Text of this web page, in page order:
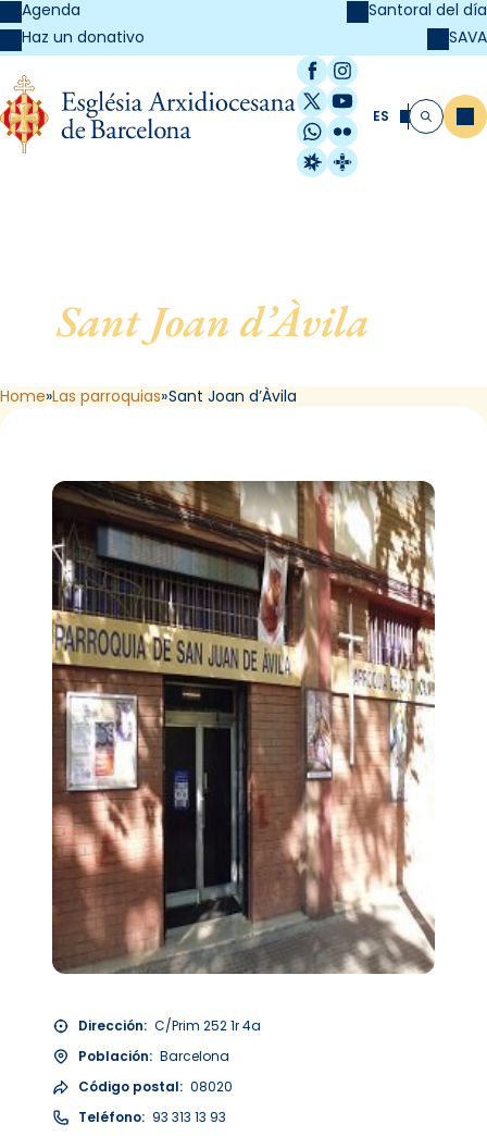
Agenda
Haz un donativo
Santoral del día
SAVA
Facebook
Instagram
X / Twitter
YouTube
WhatsApp
Flickr
Radio Estel
Catalunya
ES Buscar
Sant Joan d’Àvila
Home Las parroquias Sant Joan d’Àvila
Dirección: C/Prim 252 1r 4a
Población: Barcelona
Código postal: 08020
Teléfono: 93 313 13 93